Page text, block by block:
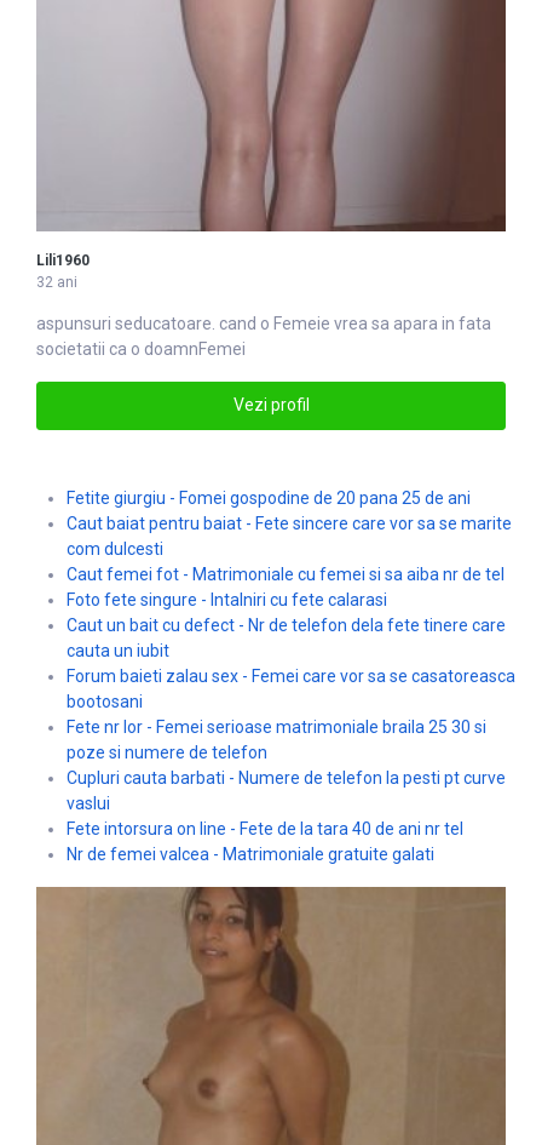
Lili1960
32 ani
aspunsuri seducatoare. cand o Femeie vrea sa apara in fata
societatii ca o doamnFemei
Vezi profil
Fetite giurgiu - Fomei gospodine de 20 pana 25 de ani
Caut baiat pentru baiat - Fete sincere care vor sa se marite
com dulcesti
Caut femei fot - Matrimoniale cu femei si sa aiba nr de tel
Foto fete singure - Intalniri cu fete calarasi
Caut un bait cu defect - Nr de telefon dela fete tinere care
cauta un iubit
Forum baieti zalau sex - Femei care vor sa se casatoreasca
bootosani
Fete nr lor - Femei serioase matrimoniale braila 25 30 si
poze si numere de telefon
Cupluri cauta barbati - Numere de telefon la pesti pt curve
vaslui
Fete intorsura on line - Fete de la tara 40 de ani nr tel
Nr de femei valcea - Matrimoniale gratuite galati